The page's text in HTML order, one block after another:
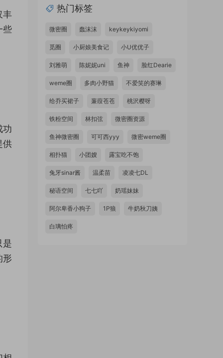
丰
些
功
供
是
形
热门标签
微密圈 蠢沫沫 keykeykiyomi
觅圈 小厨娘美食记 小U优优子
刘雅萌 陈妮妮uni 鱼神 脸红Dearie
weme圈 多肉小野猫 不爱笑的赛琳
给乔买裙子 蒹葭苍苍 桃沢樱呀
铁粉空间 林扣弦 微密圈资源
鱼神微密圈 可可西yyy 微密weme圈
相扑猫 小团嫂 露宝吃不饱
兔牙sinar酱 温柔苗 凌凌七DL
秘语空间 七七吖 奶瑶妹妹
阿尔卑香小狗子 1P狼 牛奶秋刀姨
白璃怕疼